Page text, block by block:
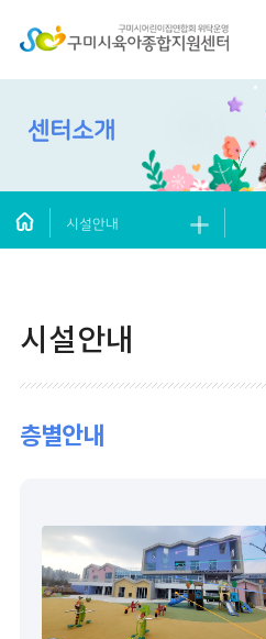
센터소개
시설안내
시설안내
층별안내